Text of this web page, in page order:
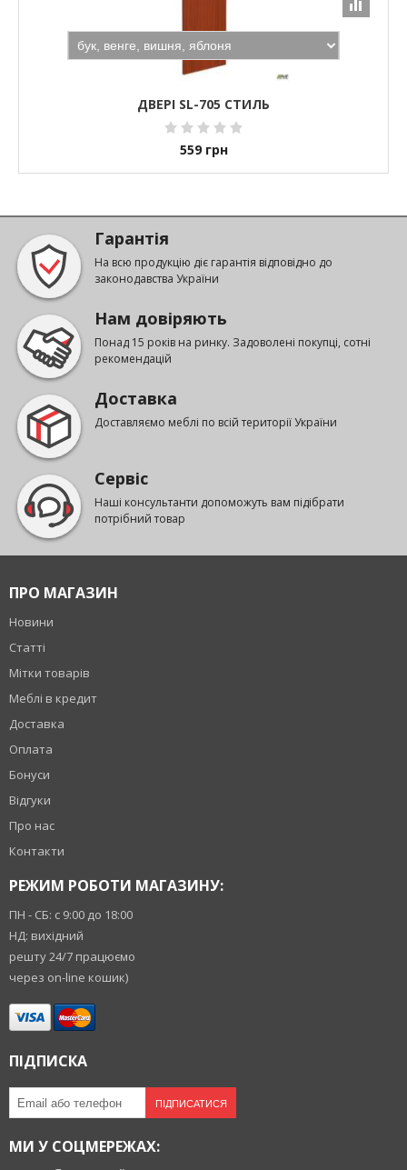
ДВЕРІ SL-705 СТИЛЬ
559 грн
Гарантія
На всю продукцію діє гарантія відповідно до
законодавства України
Нам довіряють
Понад 15 років на ринку. Задоволені покупці, сотні
рекомендацій
Доставка
Доставляємо меблі по всій території України
Сервіс
Наші консультанти допоможуть вам підібрати
потрібний товар
ПРО МАГАЗИН
Новини
Статті
Мітки товарів
Меблі в кредит
Доставка
Оплата
Бонуси
Відгуки
Про нас
Контакти
РЕЖИМ РОБОТИ МАГАЗИНУ:
ПН - СБ: с 9:00 до 18:00
НД: вихідний
решту 24/7 працюємо
через on-line кошик)
ПІДПИСКА
ПІДПИСАТИСЯ
МИ У СОЦМЕРЕЖАХ: